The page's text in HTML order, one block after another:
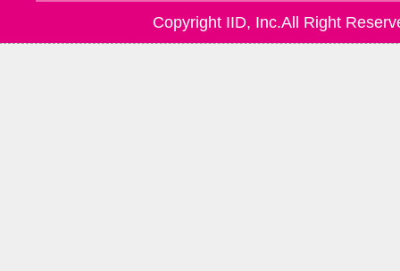
Copyright IID, Inc.All Right